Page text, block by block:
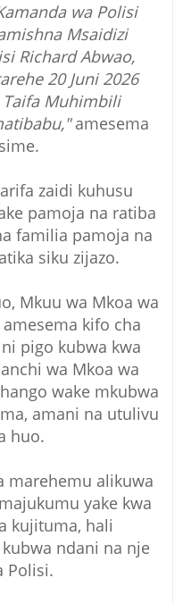
wa Polisi
Msaidizi
Richard Abwao,
20 Juni 2026
Muhimbili
amesema
zaidi kuhusu
pamoja na ratiba
familia pamoja na
siku zijazo.
Mkuu wa Mkoa wa
kifo cha
ni pigo kubwa kwa
wa Mkoa wa
wake mkubwa
amani na utulivu
huo.
marehemu alikuwa
yake kwa
kujituma, hali
ndani na nje
Polisi.